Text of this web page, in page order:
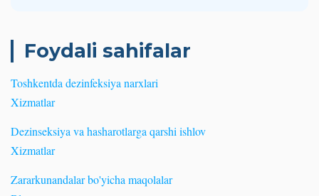
Foydali sahifalar
Toshkentda dezinfeksiya narxlari
Xizmatlar
Dezinseksiya va hasharotlarga qarshi ishlov
Xizmatlar
Zararkunandalar bo'yicha maqolalar